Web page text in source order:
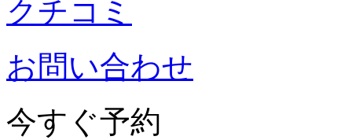
クチコミ
お問い合わせ
今すぐ予約